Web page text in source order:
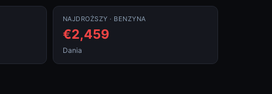
NAJDROŻSZY · BENZYNA
€2,459
Dania